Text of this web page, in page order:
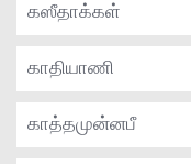
கஸீதாக்கள்
காதியாணி
காத்தமுன்னபீ